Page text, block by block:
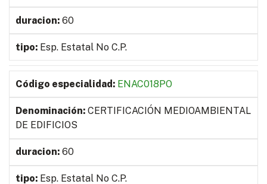
60
Esp. Estatal No C.P.
ENAC018PO
CERTIFICACIÓN MEDIOAMBIENTAL
DE EDIFICIOS
60
Esp. Estatal No C.P.